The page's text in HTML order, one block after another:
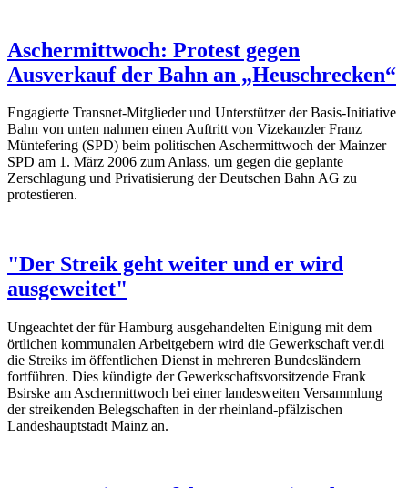
Aschermittwoch: Protest gegen
Ausverkauf der Bahn an „Heuschrecken“
Engagierte Transnet-Mitglieder und Unterstützer der Basis-Initiative
Bahn von unten nahmen einen Auftritt von Vizekanzler Franz
Müntefering (SPD) beim politischen Aschermittwoch der Mainzer
SPD am 1. März 2006 zum Anlass, um gegen die geplante
Zerschlagung und Privatisierung der Deutschen Bahn AG zu
protestieren.
"Der Streik geht weiter und er wird
ausgeweitet"
Ungeachtet der für Hamburg ausgehandelten Einigung mit dem
örtlichen kommunalen Arbeitgebern wird die Gewerkschaft ver.di
die Streiks im öffentlichen Dienst in mehreren Bundesländern
fortführen. Dies kündigte der Gewerkschaftsvorsitzende Frank
Bsirske am Aschermittwoch bei einer landesweiten Versammlung
der streikenden Belegschaften in der rheinland-pfälzischen
Landeshauptstadt Mainz an.